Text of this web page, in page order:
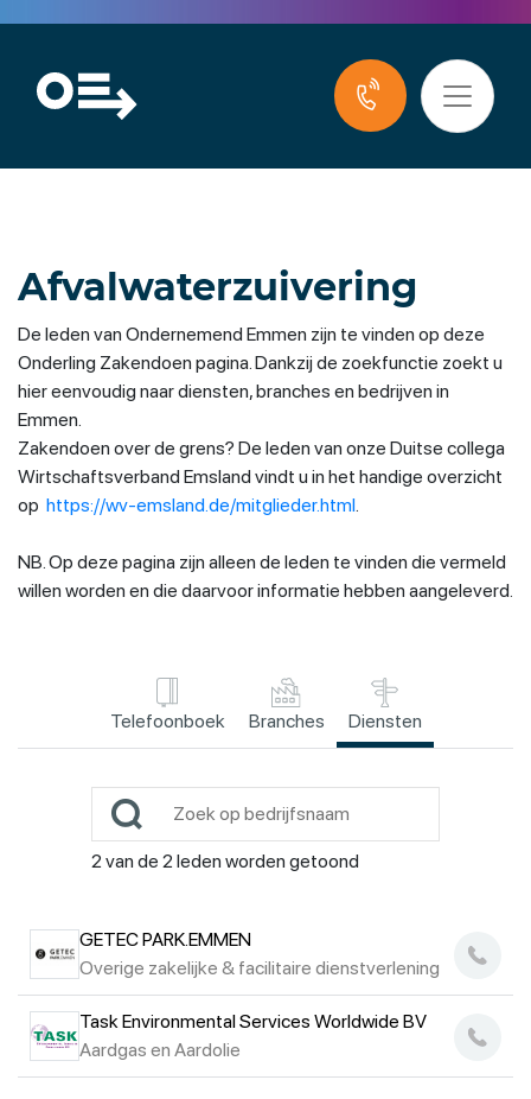
Afvalwaterzuivering
De leden van Ondernemend Emmen zijn te vinden op deze
Onderling Zakendoen pagina. Dankzij de zoekfunctie zoekt u
hier eenvoudig naar diensten, branches en bedrijven in
Emmen.
Zakendoen over de grens? De leden van onze Duitse collega
Wirtschaftsverband Emsland vindt u in het handige overzicht
op https://wv-emsland.de/mitglieder.html.
NB. Op deze pagina zijn alleen de leden te vinden die vermeld
willen worden en die daarvoor informatie hebben aangeleverd.
Telefoonboek Branches Diensten
2 van de 2 leden worden getoond
GETEC PARK.EMMEN
Overige zakelijke & facilitaire dienstverlening
Task Environmental Services Worldwide BV
Aardgas en Aardolie